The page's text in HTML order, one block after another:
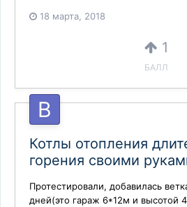
18 марта, 2018
1
БАЛЛ
Котлы отопления
горения своими
Протестировали, добавилась
дней(это гараж 6*12м и высотой